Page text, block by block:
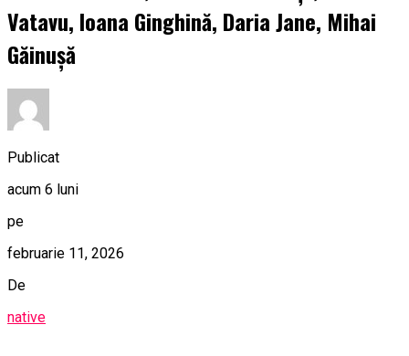
Vatavu, Ioana Ginghină, Daria Jane, Mihai
Găinușă
Publicat
acum 6 luni
pe
februarie 11, 2026
De
native